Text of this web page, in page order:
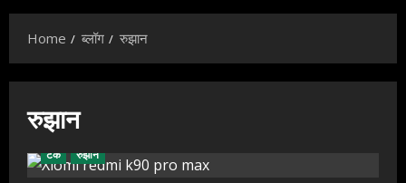
Home ब्लॉग रुझान
रुझान
टेक रुझान